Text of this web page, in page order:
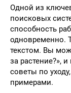
Одной из
поисковых
способность
одновременно.
текстом. Вы
за растение?»,
советы по
примерами.